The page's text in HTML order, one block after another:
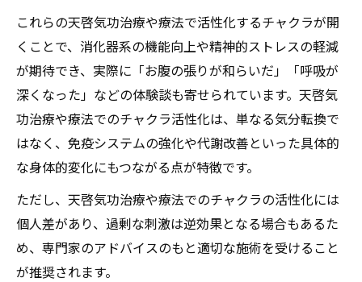
これらの天啓気功治療や療法で活性化するチャクラが開
くことで、消化器系の機能向上や精神的ストレスの軽減
が期待でき、実際に「お腹の張りが和らいだ」「呼吸が
深くなった」などの体験談も寄せられています。天啓気
功治療や療法でのチャクラ活性化は、単なる気分転換で
はなく、免疫システムの強化や代謝改善といった具体的
な身体的変化にもつながる点が特徴です。
ただし、天啓気功治療や療法でのチャクラの活性化には
個人差があり、過剰な刺激は逆効果となる場合もあるた
め、専門家のアドバイスのもと適切な施術を受けること
が推奨されます。